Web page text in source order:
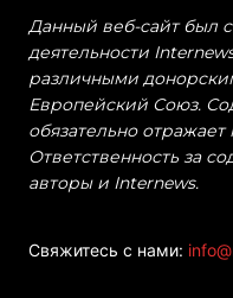
Данный веб-сайт был
деятельности
различными
Европейский Союз.
обязательно
Ответственность за
авторы и Internews.
Свяжитесь с нами: